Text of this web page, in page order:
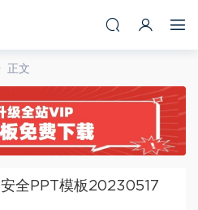
正文
全PPT模板20230517